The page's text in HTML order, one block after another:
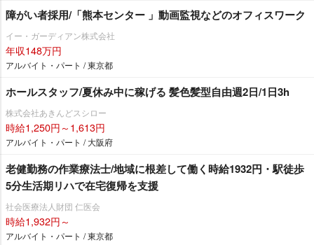
障がい者採用/「熊本センター 」動画監視などのオフィスワーク
イー・ガーディアン株式会社
年収148万円
アルバイト・パート / 東京都
ホールスタッフ/夏休み中に稼げる 髪色髪型自由週2日/1日3h
株式会社あきんどスシロー
時給1,250円～1,613円
アルバイト・パート / 大阪府
老健勤務の作業療法士/地域に根差して働く時給1932円・駅徒歩
5分生活期リハで在宅復帰を支援
社会医療法人財団 仁医会
時給1,932円～
アルバイト・パート / 東京都